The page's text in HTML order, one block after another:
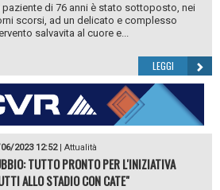
paziente di 76 anni è stato sottoposto, nei
scorsi, ad un delicato e complesso
salvavita al cuore e...
LEGGI
2023 12:52| Attualità
TUTTO PRONTO PER L'INIZIATIVA
ALLO STADIO CON CATE"